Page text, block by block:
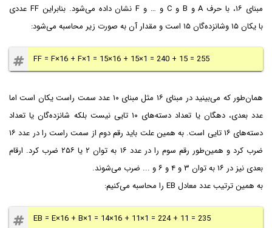
مبنای ۱۶، با حرف A و B و C‌ و … و F نشان داده می‌شود. بنابراین FF‌ عددی
با یکان ۱۵ وشانزده‌گان ۱۵ است و مقدار آن به صورت زیر محاسبه می‌شود:
FF = F×16 + F×1 = 15×16 + 15×1 = 240 + 15 = 255
همان‌طور که می‌بینید در مبنای ۱۶ مثل مبنای ۱۰ عدد سمت راست یکان است اما
عدد بعدی، دهگان یا تعداد دسته‌های ۱۰ تایی نیست بلکه شانزده‌گان یا تعداد
دسته‌های ۱۶ تایی است. به همین علت باید رقم دوم از سمت راست را در عدد ۱۶
ضرب کرد و همین‌طور رقم سوم را در عدد ۱۶ به توان ۲ یا ۲۵۶ ضرب کرد. ارقام
بعدی نیز در ۱۶ به توان ۳ و ۴ و ۶ و ... ضرب می‌شوند.
به همین ترتیب عدد معادل EB را محاسبه می‌کنیم:
EB = E×16 + B×1 = 14×16 + 11×1 = 224 + 11 = 235